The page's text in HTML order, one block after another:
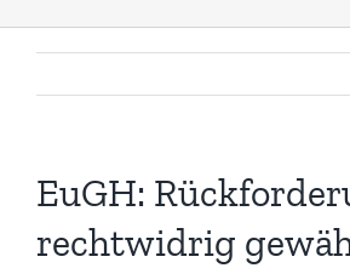
EuGH:
rechtwidrig